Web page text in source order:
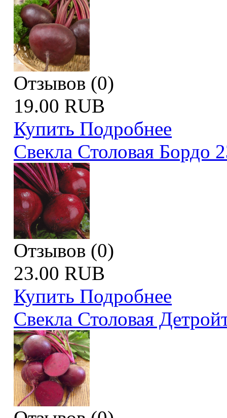
Отзывов (0)
19.00 RUB
Купить Подробнее
Свекла Столовая Бордо
Отзывов (0)
23.00 RUB
Купить Подробнее
Свекла Столовая